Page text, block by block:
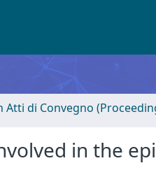
Atti di Convegno
in the